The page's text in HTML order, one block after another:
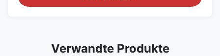
Verwandte Produkte